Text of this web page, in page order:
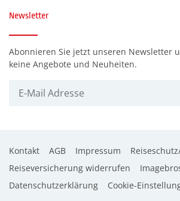
Newsletter
Abonnieren Sie jetzt unseren Newsletter
keine Angebote und Neuheiten.
Kontakt AGB Impressum
Reiseversicherung widerrufen
Datenschutzerklärung
Cookie-